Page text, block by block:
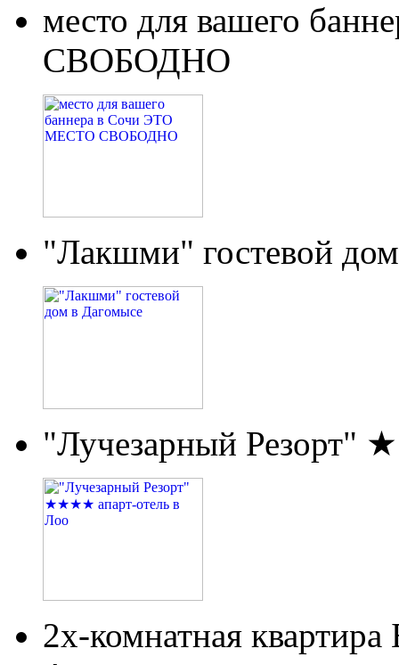
место для вашего
СВОБОДНО
"Лакшми" гостевой
"Лучезарный Резорт"
2х-комнатная